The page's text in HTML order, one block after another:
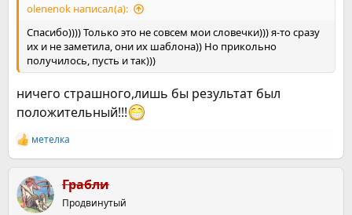
olenenok написал(а):
Спасибо)))) Только это не совсем мои словечки))) я-то сразу
их и не заметила, они их шаблона)) Но прикольно
получилось, пусть и так)))
ничего страшного,лишь бы результат был
положительный!!!
Р
е
к
ц
и
метелка
Грабли
Продвинутый